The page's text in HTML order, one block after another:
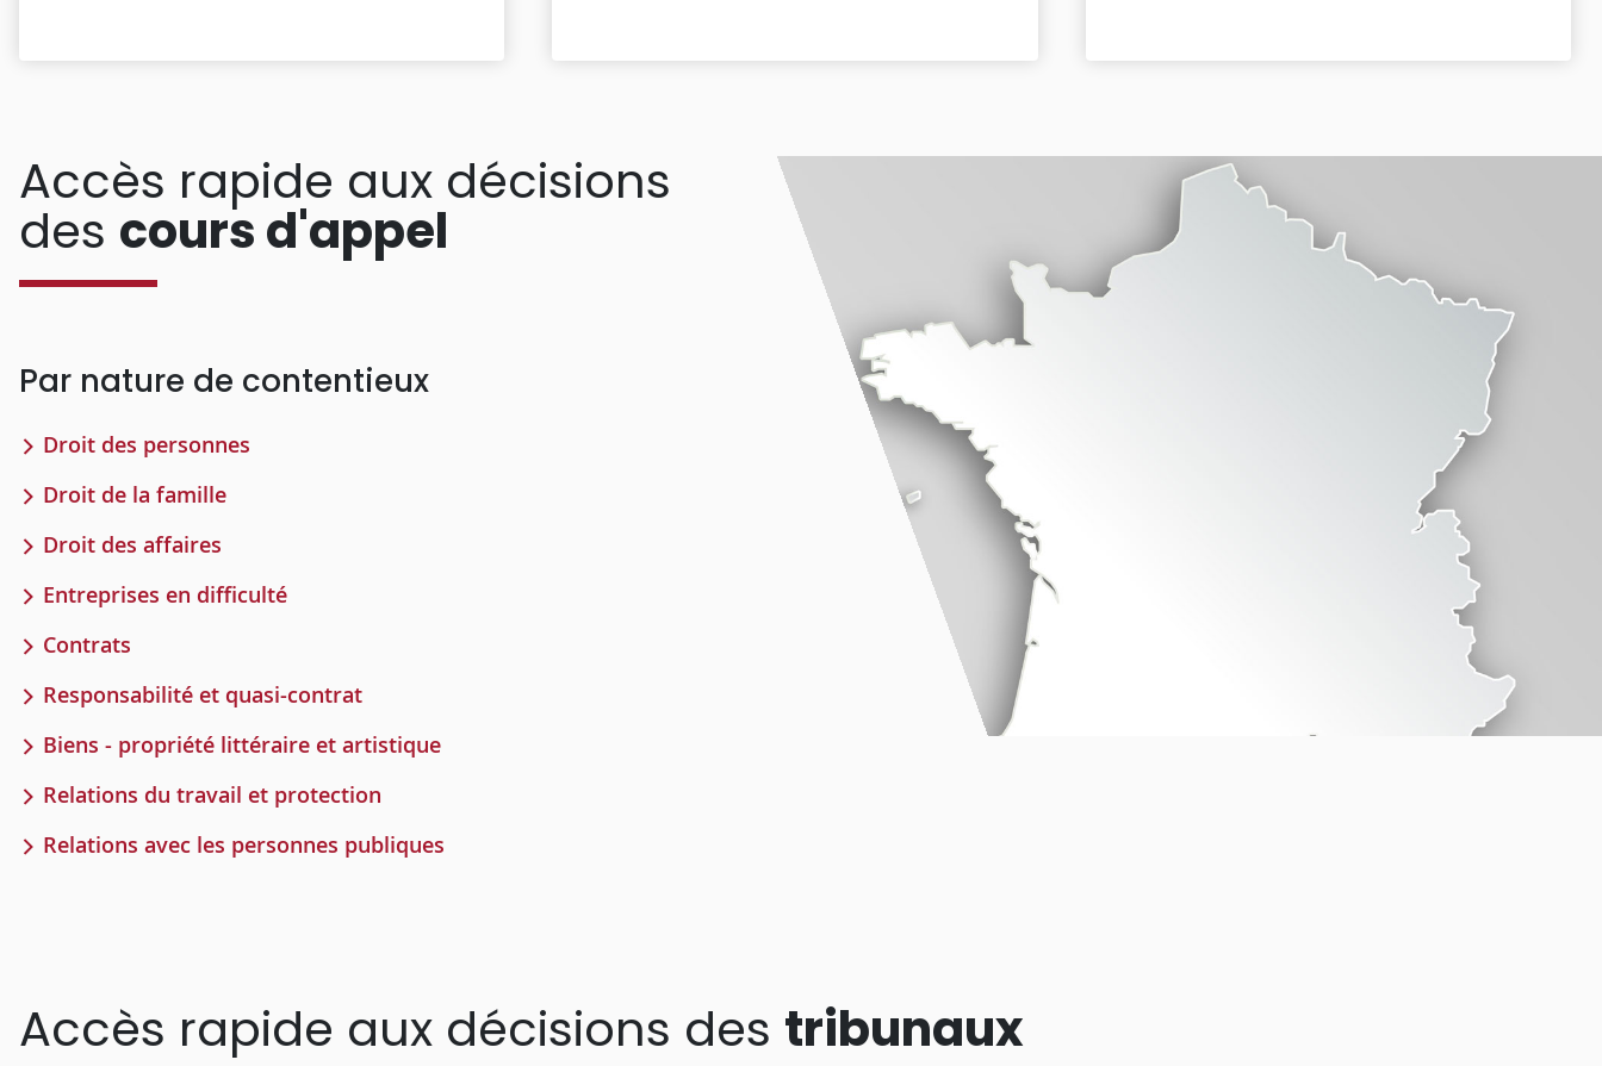
Accès rapide aux décisions
des cours d'appel
Par nature de contentieux
Droit des personnes
Droit de la famille
Droit des affaires
Entreprises en difficulté
Contrats
Responsabilité et quasi-contrat
Biens - propriété littéraire et artistique
Relations du travail et protection
Relations avec les personnes publiques
Accès rapide aux décisions des tribunaux